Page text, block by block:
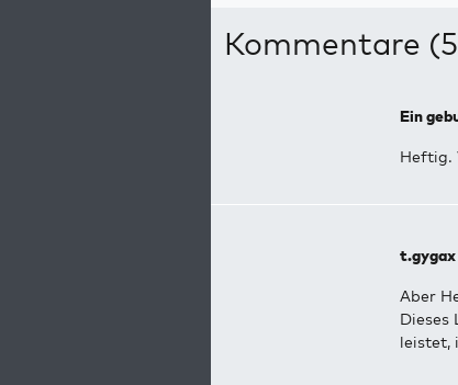
Kommentare
Ein
Heftig.
t.gygax
Aber
Dieses
leistet,